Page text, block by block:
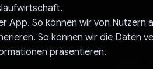
App. So können wir von Nutzern
So können wir die Daten
präsentieren.